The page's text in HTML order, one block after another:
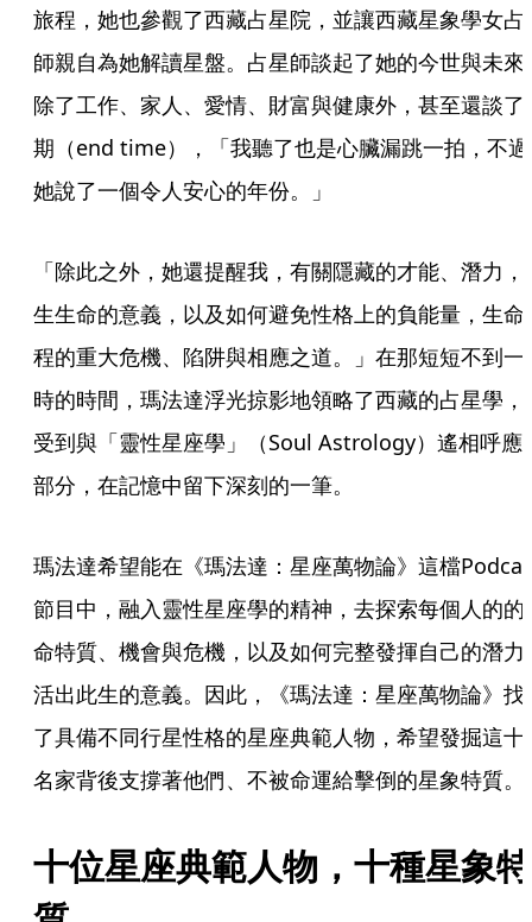
旅程，她也參觀了西藏占星院，並讓西藏星象學女占
師親自為她解讀星盤。占星師談起了她的今世與未來
除了工作、家人、愛情、財富與健康外，甚至還談了
期（end time），「我聽了也是心臟漏跳一拍，不過
她說了一個令人安心的年份。」
「除此之外，她還提醒我，有關隱藏的才能、潛力，
生生命的意義，以及如何避免性格上的負能量，生命
程的重大危機、陷阱與相應之道。」在那短短不到一
時的時間，瑪法達浮光掠影地領略了西藏的占星學，
受到與「靈性星座學」（Soul Astrology）遙相呼應
部分，在記憶中留下深刻的一筆。
瑪法達希望能在《瑪法達：星座萬物論》這檔
節目中，融入靈性星座學的精神，去探索每個人的的
命特質、機會與危機，以及如何完整發揮自己的潛力
活出此生的意義。因此，《瑪法達：星座萬物論》找
了具備不同行星性格的星座典範人物，希望發掘這十
名家背後支撐著他們、不被命運給擊倒的星象特質。
十位星座典範人物，十種星象特